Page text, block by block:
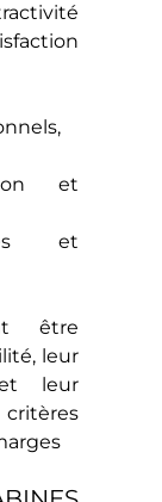
et
et
être
leur
leur